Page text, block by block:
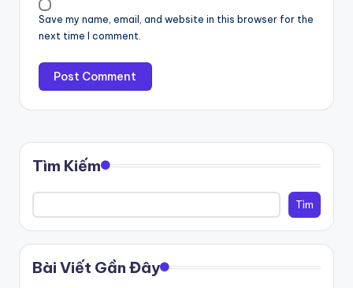
Save my name, email, and website in this browser for the
next time I comment.
Tìm Kiếm
Tìm
Bài Viết Gần Đây